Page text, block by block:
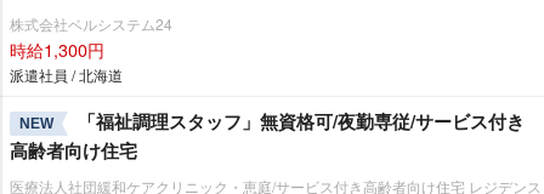
株式会社ベルシステム24
時給1,300円
派遣社員 / 北海道
NEW
「福祉調理スタッフ」無資格可/夜勤専従/サービス付き
高齢者向け住宅
医療法人社団緩和ケアクリニック・恵庭/サービス付き高齢者向け住宅 レジデンス